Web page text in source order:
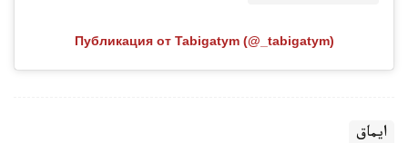
Публикация от Tabigatym (@_tabigatym)
ايماق